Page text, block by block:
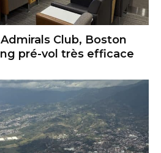
Club, Boston
pré-vol très efficace